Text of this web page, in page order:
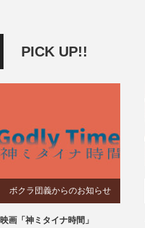
PICK UP!!
ボクラ団義からのお知らせ
映画「神ミタイナ時間」